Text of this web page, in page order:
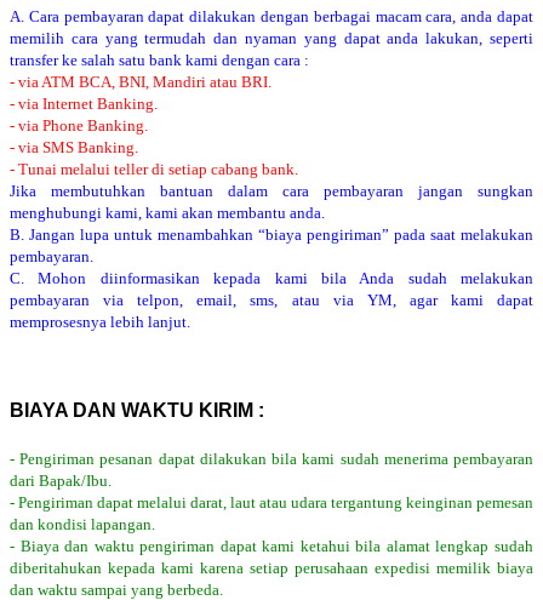
A. Cara pembayaran dapat dilakukan dengan berbagai macam cara, anda dapat
memilih cara yang termudah dan nyaman yang dapat anda lakukan, seperti
transfer ke salah satu bank kami dengan cara :
- via ATM BCA, BNI, Mandiri atau BRI.
- via Internet Banking.
- via Phone Banking.
- via SMS Banking.
- Tunai melalui teller di setiap cabang bank.
Jika membutuhkan bantuan dalam cara pembayaran jangan sungkan
menghubungi kami, kami akan membantu anda.
B. Jangan lupa untuk menambahkan “biaya pengiriman” pada saat melakukan
pembayaran.
C. Mohon diinformasikan kepada kami bila Anda sudah melakukan
pembayaran via telpon, email, sms, atau via YM, agar kami dapat
memprosesnya lebih lanjut.
BIAYA DAN WAKTU KIRIM :
- Pengiriman pesanan dapat dilakukan bila kami sudah menerima pembayaran
dari Bapak/Ibu.
- Pengiriman dapat melalui darat, laut atau udara tergantung keinginan pemesan
dan kondisi lapangan.
- Biaya dan waktu pengiriman dapat kami ketahui bila alamat lengkap sudah
diberitahukan kepada kami karena setiap perusahaan expedisi memilik biaya
dan waktu sampai yang berbeda.